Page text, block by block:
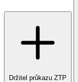
Držitel průkazu ZTP